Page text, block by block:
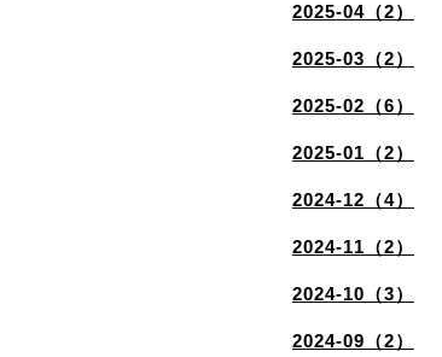
2025-04（2）
2025-03（2）
2025-02（6）
2025-01（2）
2024-12（4）
2024-11（2）
2024-10（3）
2024-09（2）